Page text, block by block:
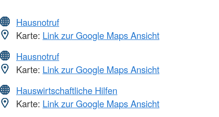
Hausnotruf
Karte: Link zur Google Maps Ansicht
Hausnotruf
Karte: Link zur Google Maps Ansicht
Hauswirtschaftliche Hilfen
Karte: Link zur Google Maps Ansicht